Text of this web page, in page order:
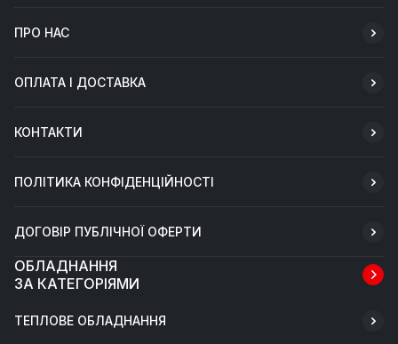
ПРО НАС
ОПЛАТА І ДОСТАВКА
КОНТАКТИ
ПОЛІТИКА КОНФІДЕНЦІЙНОСТІ
ДОГОВІР ПУБЛІЧНОЇ ОФЕРТИ
ОБЛАДНАННЯ
ЗА КАТЕГОРІЯМИ
ТЕПЛОВЕ ОБЛАДНАННЯ